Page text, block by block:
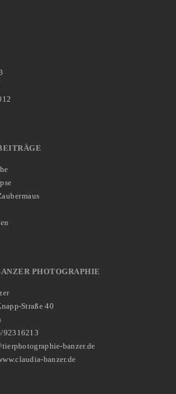
PHOTOGRAPHIE
Straße 40
92316213
banzer.de
banzer.de